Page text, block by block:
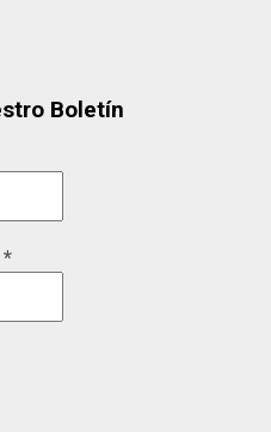
Boletín
*